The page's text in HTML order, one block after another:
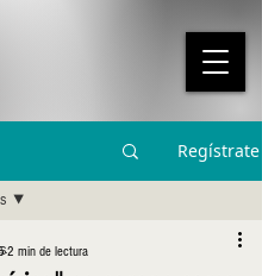
Regístrate
2 min de lectura